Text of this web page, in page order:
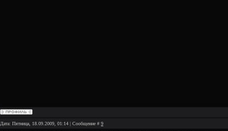
Дата: Пятница, 18.09.2009, 01:14 | Сообщение # 9